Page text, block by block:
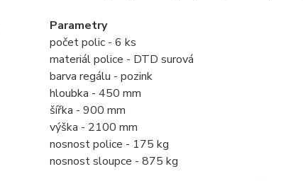
Parametry
počet polic - 6 ks
materiál police - DTD surová
barva regálu - pozink
hloubka - 450 mm
šířka - 900 mm
výška - 2100 mm
nosnost police - 175 kg
nosnost sloupce - 875 kg